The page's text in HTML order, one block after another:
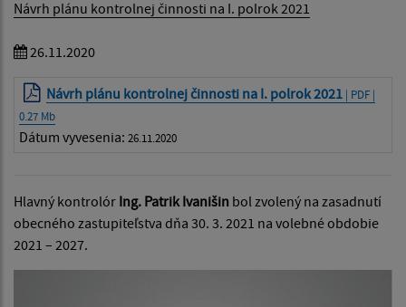
Návrh plánu kontrolnej činnosti na I. polrok 2021
26.11.2020
Návrh plánu kontrolnej činnosti na I. polrok 2021 | PDF |
0.27 Mb
Dátum vyvesenia: 26.11.2020
Hlavný kontrolór Ing. Patrik Ivanišin bol zvolený na zasadnutí
obecného zastupiteľstva dňa 30. 3. 2021 na volebné obdobie
2021 – 2027.